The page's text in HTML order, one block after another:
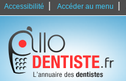
Accessibilité Accéder au menu